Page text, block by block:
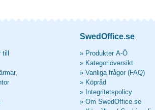
SwedOffice.se
» Produkter A-Ö
» Kategoriöversikt
» Vanliga frågor (FAQ)
» Köpråd
» Integritetspolicy
» Om SwedOffice.se